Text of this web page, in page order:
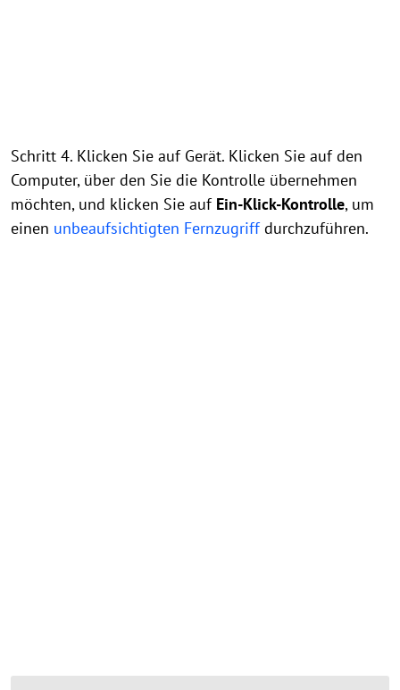
Schritt 4. Klicken Sie auf Gerät. Klicken Sie auf den
Computer, über den Sie die Kontrolle übernehmen
möchten, und klicken Sie auf Ein-Klick-Kontrolle, um
einen unbeaufsichtigten Fernzugriffdurchzuführen.